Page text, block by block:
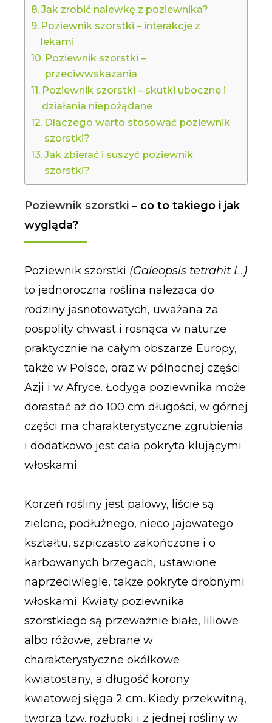
Jak zrobić nalewkę z poziewnika?
Poziewnik szorstki – interakcje z
lekami
Poziewnik szorstki –
przeciwwskazania
Poziewnik szorstki – skutki uboczne i
działania niepożądane
Dlaczego warto stosować poziewnik
szorstki?
Jak zbierać i suszyć poziewnik
szorstki?
Poziewnik szorstki – co to takiego i jak
wygląda?
Poziewnik szorstki (Galeopsis tetrahit L.)
to jednoroczna roślina należąca do
rodziny jasnotowatych, uważana za
pospolity chwast i rosnąca w naturze
praktycznie na całym obszarze Europy,
także w Polsce, oraz w północnej części
Azji i w Afryce. Łodyga poziewnika może
dorastać aż do 100 cm długości, w górnej
części ma charakterystyczne zgrubienia
i dodatkowo jest cała pokryta kłującymi
włoskami.
Korzeń rośliny jest palowy, liście są
zielone, podłużnego, nieco jajowatego
kształtu, szpiczasto zakończone i o
karbowanych brzegach, ustawione
naprzeciwlegle, także pokryte drobnymi
włoskami. Kwiaty poziewnika
szorstkiego są przeważnie białe, liliowe
albo różowe, zebrane w
charakterystyczne okółkowe
kwiatostany, a długość korony
kwiatowej sięga 2 cm. Kiedy przekwitną,
tworzą tzw. rozłupki i z jednej rośliny w